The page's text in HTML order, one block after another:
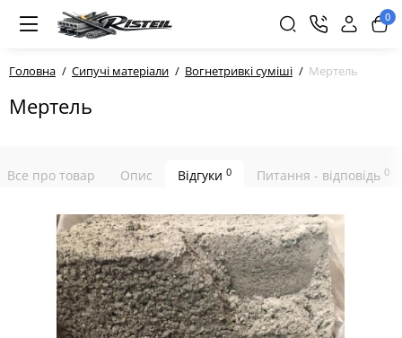
0
Головна Сипучі матеріали Вогнетривкі суміші Мертель
Мертель
Все про товар Опис Відгуки 0 Питання - відповідь 0